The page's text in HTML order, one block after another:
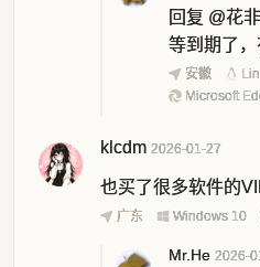
回复 @花
等到期了
安徽
Microsoft
klcdm 2026-01-27
也买了很多软件的
广东 Windows 10
Mr.He 2026-